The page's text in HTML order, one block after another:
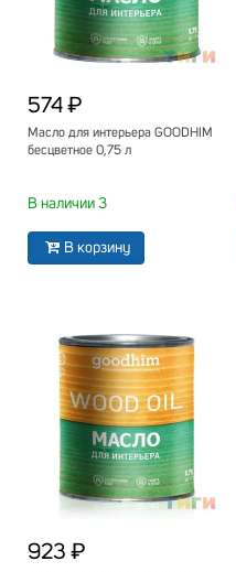
574 ₽
Масло для интерьера GOODHIM
бесцветное 0,75 л
В наличии 3
В корзину
923 ₽